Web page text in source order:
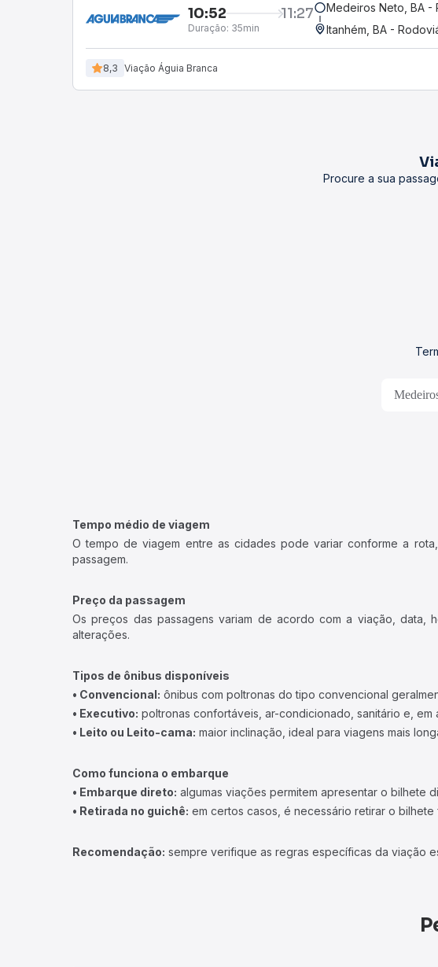
10:52 11:27
Duração: 35min
Medeiros Neto, BA -
Itanhém, BA -
8,3 Viação Águia Branca
Procure a sua
Tempo médio de viagem
O tempo de viagem entre as cidades pode variar conforme a
passagem.
Preço da passagem
Os preços das passagens variam de acordo com a viação,
alterações.
Tipos de ônibus disponíveis
• Convencional: ônibus com poltronas do tipo convencional
• Executivo: poltronas confortáveis, ar-condicionado, sanitário e, em
• Leito ou Leito-cama: maior inclinação, ideal para viagens mais
Como funciona o embarque
• Embarque direto: algumas viações permitem apresentar o bilhete
• Retirada no guichê: em certos casos, é necessário retirar o
Recomendação: sempre verifique as regras específicas da viação